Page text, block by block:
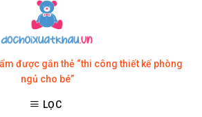
được gắn thẻ “thi công thiết kế phòng
ngủ cho bé”
LỌC